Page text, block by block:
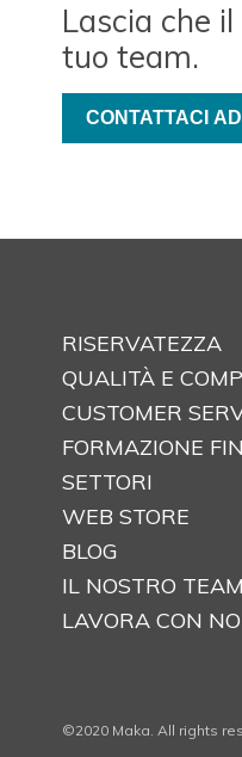
Lascia che
tuo team.
CONTATTACI
RISERVATEZZA
QUALITÀ E
CUSTOMER
FORMAZIONE
SETTORI
WEB STORE
BLOG
IL NOSTRO TEAM
LAVORA CON
©2020 Maka. All rights